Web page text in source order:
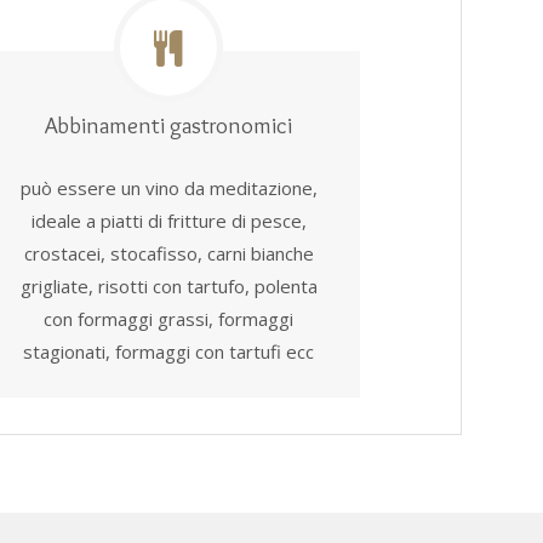
Abbinamenti gastronomici
può essere un vino da meditazione,
ideale a piatti di fritture di pesce,
crostacei, stocafisso, carni bianche
grigliate, risotti con tartufo, polenta
con formaggi grassi, formaggi
stagionati, formaggi con tartufi ecc